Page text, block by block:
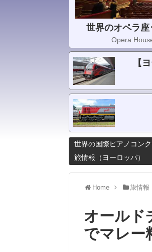
世界のオペラ
Opera
【
世界の国際ピアノコン
旅情報（ヨーロッパ）
Home 旅情報
オールド
でマレー